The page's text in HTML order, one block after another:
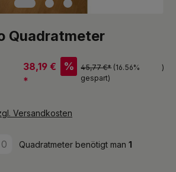
Quadratmeter
38,19 €
*
% 45,77 €* (16.56%
gespart)
)
Versandkosten
Quadratmeter benötigt man 1